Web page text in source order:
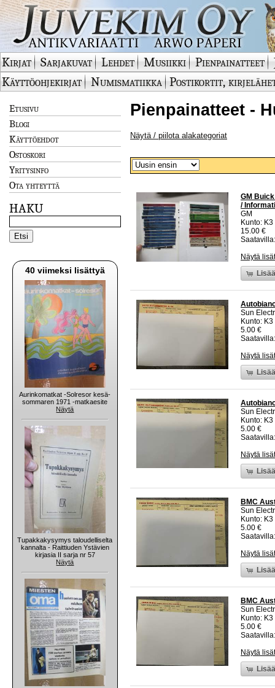
Kirjat Sarjakuvat Lehdet Musiikki Pienpainatteet
Käyttöohjekirjat
Numismatiikka Postikortit,
Etusivu
Blogi
Käyttöehdot
Ostoskori
Yritysinfo
Ota yhteyttä
HAKU
40 viimeksi lisättyä
Aurinkomatkat -Solresor kesä-
sommaren 1971 -matkaesite
Näytä
Tupakkakysymys taloudelliselta
kannalta - Raittiuden Ystävien
kirjasia II sarja nr 57
Näytä
Pienpainatteet -
Näytä / piilota alakategoriat
GM
/
GM
Kunto:
15.00 €
Näytä
Sun
Kunto:
5.00 €
Näytä
Sun
Kunto:
5.00 €
Näytä
BMC
Sun
Kunto:
5.00 €
Näytä
BMC
Sun
Kunto:
5.00 €
Näytä